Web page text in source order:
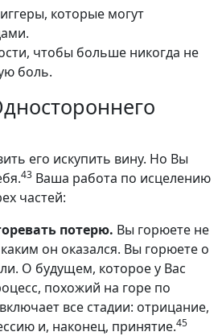
которые могут
чтобы больше никогда не
боль.
его искупить вину. Но Вы
43 Ваша работа по исцелению
частей:
потерю. Вы горюете не
он оказался. Вы горюете о
О будущем, которое у Вас
похожий на горе по
все стадии: отрицание,
и, наконец, принятие.45